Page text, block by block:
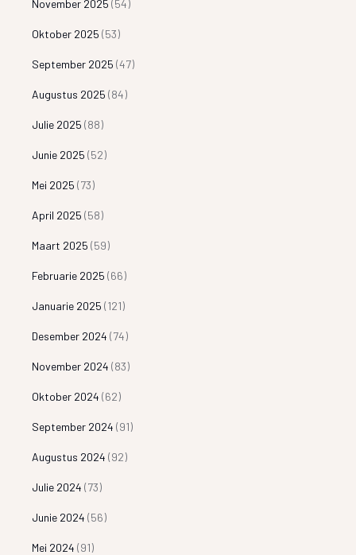
November 2025 (54)
Oktober 2025 (53)
September 2025 (47)
Augustus 2025 (84)
Julie 2025 (88)
Junie 2025 (52)
Mei 2025 (73)
April 2025 (58)
Maart 2025 (59)
Februarie 2025 (66)
Januarie 2025 (121)
Desember 2024 (74)
November 2024 (83)
Oktober 2024 (62)
September 2024 (91)
Augustus 2024 (92)
Julie 2024 (73)
Junie 2024 (56)
Mei 2024 (91)